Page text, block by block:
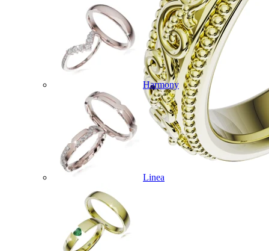
Harmony
Linea